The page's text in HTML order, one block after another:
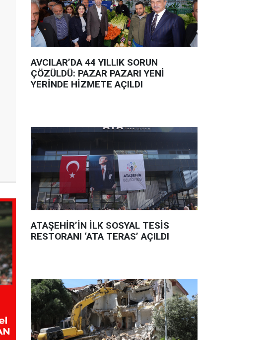
AVCILAR’DA 44 YILLIK SORUN
ÇÖZÜLDÜ: PAZAR PAZARI YENİ
YERİNDE HİZMETE AÇILDI
ATAŞEHİR’İN İLK SOSYAL TESİS
RESTORANI ‘ATA TERAS’ AÇILDI